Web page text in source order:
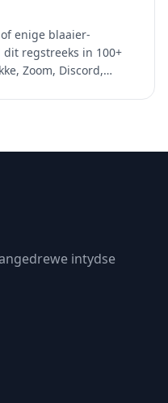
enige blaaier-
regstreeks in 100+
Zoom, Discord,
intydse